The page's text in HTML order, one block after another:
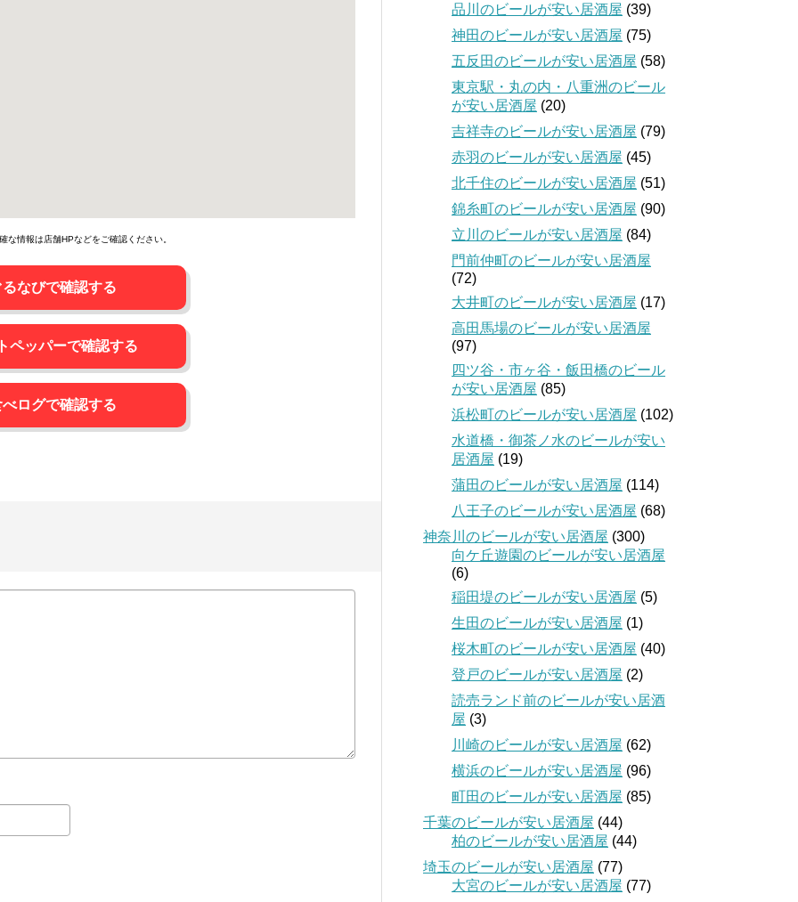
情報は店舗HPなどをご確認ください。
るなびで確認する
ペッパーで確認する
べログで確認する
品川のビールが安い居酒屋 (39)
神田のビールが安い居酒屋 (75)
五反田のビールが安い居酒屋 (58)
東京駅・丸の内・八重洲のビール
が安い居酒屋 (20)
吉祥寺のビールが安い居酒屋 (79)
赤羽のビールが安い居酒屋 (45)
北千住のビールが安い居酒屋 (51)
錦糸町のビールが安い居酒屋 (90)
立川のビールが安い居酒屋 (84)
門前仲町のビールが安い居酒屋
(72)
大井町のビールが安い居酒屋 (17)
高田馬場のビールが安い居酒屋
(97)
四ツ谷・市ヶ谷・飯田橋のビール
が安い居酒屋 (85)
浜松町のビールが安い居酒屋 (102)
水道橋・御茶ノ水のビールが安い
居酒屋 (19)
蒲田のビールが安い居酒屋 (114)
八王子のビールが安い居酒屋 (68)
神奈川のビールが安い居酒屋 (300)
向ケ丘遊園のビールが安い居酒屋
(6)
稲田堤のビールが安い居酒屋 (5)
生田のビールが安い居酒屋 (1)
桜木町のビールが安い居酒屋 (40)
登戸のビールが安い居酒屋 (2)
読売ランド前のビールが安い居酒
屋 (3)
川崎のビールが安い居酒屋 (62)
横浜のビールが安い居酒屋 (96)
町田のビールが安い居酒屋 (85)
千葉のビールが安い居酒屋 (44)
柏のビールが安い居酒屋 (44)
埼玉のビールが安い居酒屋 (77)
大宮のビールが安い居酒屋 (77)